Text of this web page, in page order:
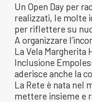
Un Open Day per
realizzati, le molte
per riflettere su
A organizzare
La Vela Margherita
Inclusione
aderisce anche la
La Rete è nata nel
mettere insieme e